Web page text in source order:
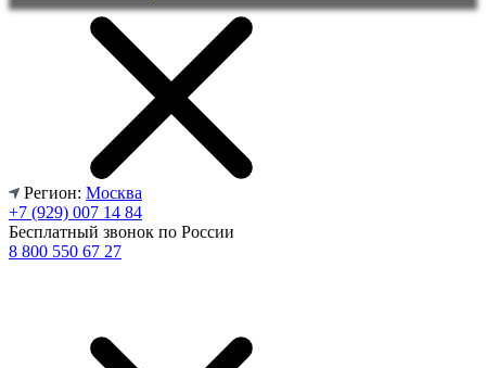
Регион: Москва
+7 (929) 007 14 84
Бесплатный звонок по России
8 800 550 67 27